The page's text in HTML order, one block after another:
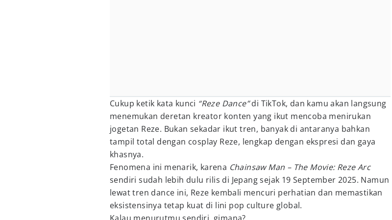
Cukup ketik kata kunci “Reze Dance”di TikTok, dan kamu akan langsung
menemukan deretan kreator konten yang ikut mencoba menirukan
jogetan Reze. Bukan sekadar ikut tren, banyak di antaranya bahkan
tampil total dengan cosplay Reze, lengkap dengan ekspresi dan gaya
khasnya.
Fenomena ini menarik, karena Chainsaw Man – The Movie: Reze Arc
sendiri sudah lebih dulu rilis di Jepang sejak 19 September 2025. Namun
lewat tren dance ini, Reze kembali mencuri perhatian dan memastikan
eksistensinya tetap kuat di lini pop culture global.